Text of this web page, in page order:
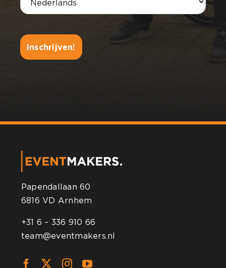
Papendallaan 60
6816 VD Arnhem
+31 6 – 336 910 66
team@eventmakers.nl